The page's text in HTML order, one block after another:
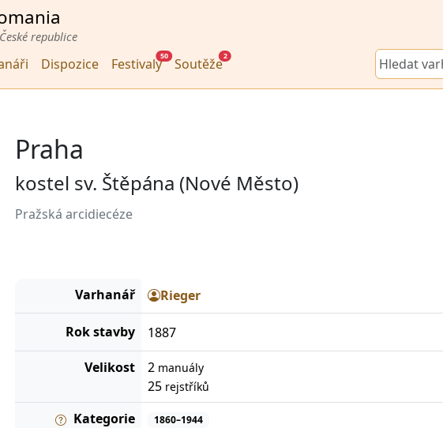
republice
Dispozice Festivaly50 Soutěže2
Praha
kostel sv. Štěpána (Nové Město)
Pražská arcidiecéze
Varhanář Rieger
Rok stavby 1887
Velikost 2 manuály
25 rejstříků
Kategorie
1860–1944